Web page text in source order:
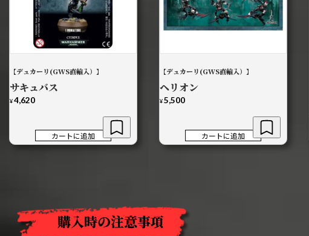
【デュカーリ(GWS直輸入）】
サキュバス
¥4,620
カートに追加
【デュカーリ(GWS直輸入）】
ヘリオン
¥5,500
カートに追加
購入時の注意事項